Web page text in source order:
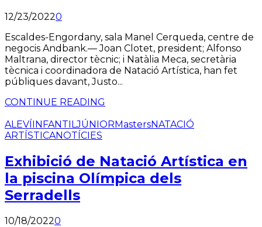
12/23/20220
Escaldes-Engordany, sala Manel Cerqueda, centre de
negocis Andbank.— Joan Clotet, president; Alfonso
Maltrana, director tècnic; i Natàlia Meca, secretària
tècnica i coordinadora de Natació Artística, han fet
públiques davant, Justo...
CONTINUE READING
ALEVÍINFANTILJÚNIORMastersNATACIÓ
ARTÍSTICANOTÍCIES
Exhibició de Natació Artística en
la piscina Olímpica dels
Serradells
10/18/20220